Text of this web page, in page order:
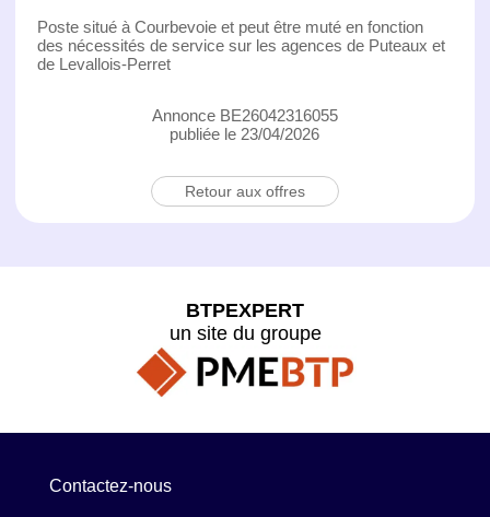
Poste situé à Courbevoie et peut être muté en fonction
des nécessités de service sur les agences de Puteaux et
de Levallois-Perret
Annonce BE26042316055
publiée le 23/04/2026
Retour aux offres
BTPEXPERT
un site du groupe
Contactez-nous